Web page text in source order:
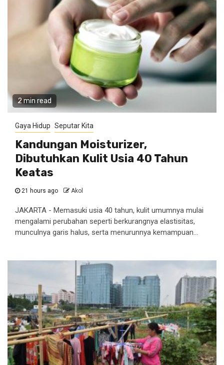
2 min read
Gaya Hidup Seputar Kita
Kandungan Moisturizer,
Dibutuhkan Kulit Usia 40 Tahun
Keatas
21 hours ago Akol
JAKARTA - Memasuki usia 40 tahun, kulit umumnya mulai
mengalami perubahan seperti berkurangnya elastisitas,
munculnya garis halus, serta menurunnya kemampuan...